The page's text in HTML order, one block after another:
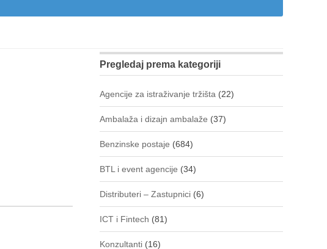
Pregledaj prema kategoriji
Agencije za istraživanje tržišta (22)
Ambalaža i dizajn ambalaže (37)
Benzinske postaje (684)
BTL i event agencije (34)
Distributeri – Zastupnici (6)
ICT i Fintech (81)
Konzultanti (16)